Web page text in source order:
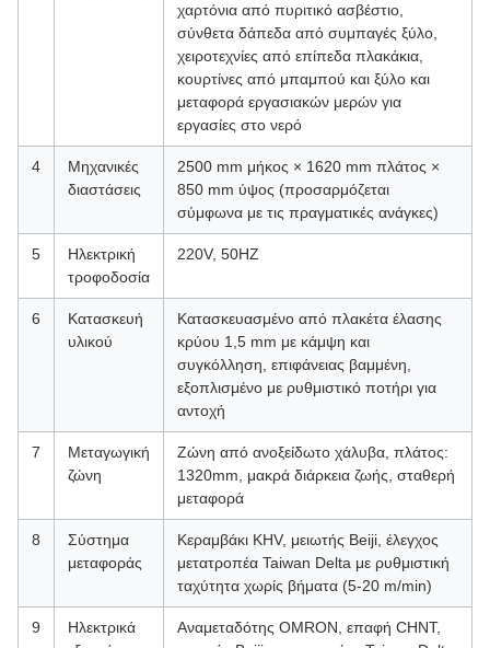
χαρτόνια από πυριτικό ασβέστιο,
σύνθετα δάπεδα από συμπαγές ξύλο,
χειροτεχνίες από επίπεδα πλακάκια,
κουρτίνες από μπαμπού και ξύλο και
μεταφορά εργασιακών μερών για
εργασίες στο νερό
4
Μηχανικές
διαστάσεις
2500 mm μήκος × 1620 mm πλάτος ×
850 mm ύψος (προσαρμόζεται
σύμφωνα με τις πραγματικές ανάγκες)
5
Ηλεκτρική
τροφοδοσία
220V, 50HZ
6
Κατασκευή
υλικού
Κατασκευασμένο από πλακέτα έλασης
κρύου 1,5 mm με κάμψη και
συγκόλληση, επιφάνειας βαμμένη,
εξοπλισμένο με ρυθμιστικό ποτήρι για
αντοχή
7
Μεταγωγική
ζώνη
Ζώνη από ανοξείδωτο χάλυβα, πλάτος:
1320mm, μακρά διάρκεια ζωής, σταθερή
μεταφορά
8
Σύστημα
μεταφοράς
Κεραμβάκι KHV, μειωτής Beiji, έλεγχος
μετατροπέα Taiwan Delta με ρυθμιστική
ταχύτητα χωρίς βήματα (5-20 m/min)
9
Ηλεκτρικά
Αναμεταδότης OMRON, επαφή CHNT,